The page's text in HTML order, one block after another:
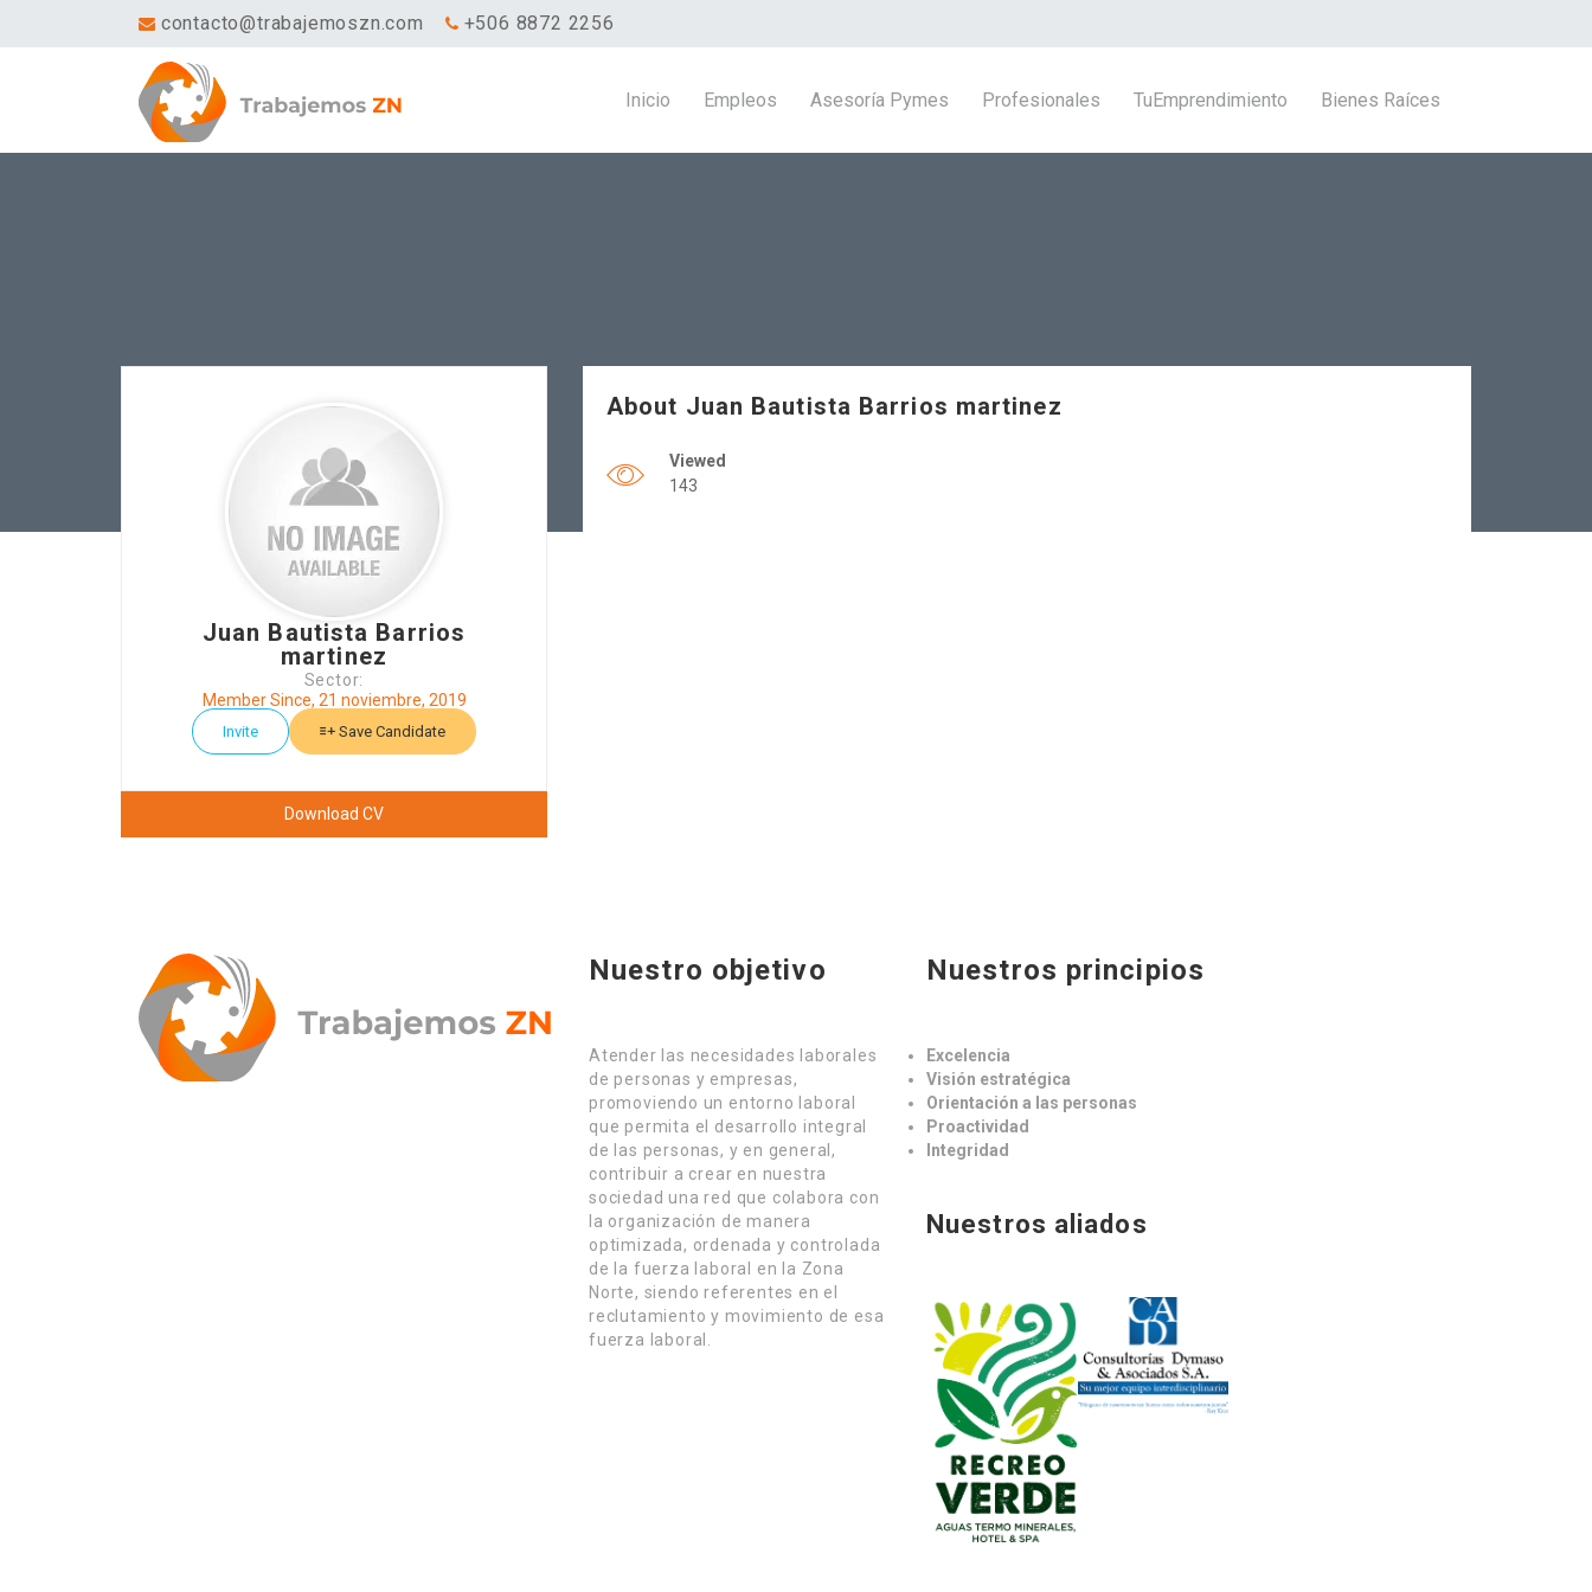
contacto@trabajemoszn.com +506 8872 2256
Inicio Empleos Asesoría Pymes Profesionales TuEmprendimiento Bienes Raíces
Juan Bautista Barrios
martinez
Sector:
Member Since, 21 noviembre, 2019
Invite Save Candidate
Download CV
About Juan Bautista Barrios martinez
Viewed
143
Nuestro objetivo
Atender las necesidades laborales
de personas y empresas,
promoviendo un entorno laboral
que permita el desarrollo integral
de las personas, y en general,
contribuir a crear en nuestra
sociedad una red que colabora con
la organización de manera
optimizada, ordenada y controlada
de la fuerza laboral en la Zona
Norte, siendo referentes en el
reclutamiento y movimiento de esa
fuerza laboral.
Nuestros principios
Excelencia
Visión estratégica
Orientación a las personas
Proactividad
Integridad
Nuestros aliados